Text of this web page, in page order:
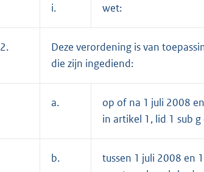
i. wet:
2.
Deze verordening is van
die zijn ingediend:
a.
op of na 1 juli 2008
in artikel 1, lid 1 sub
b.
tussen 1 juli 2008 en